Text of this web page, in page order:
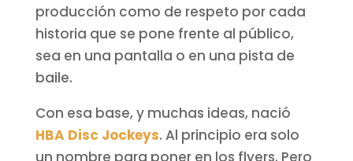
producción como de respeto por cada
historia que se pone frente al público,
sea en una pantalla o en una pista de
baile.
Con esa base, y muchas ideas, nació
HBA Disc Jockeys. Al principio era solo
un nombre para poner en los flyers. Pero